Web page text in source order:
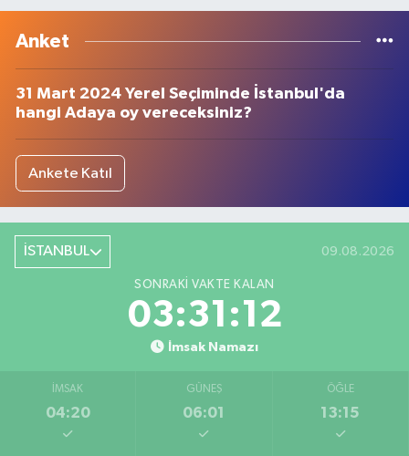
Anket
31 Mart 2024 Yerel Seçiminde İstanbul'da
hangi Adaya oy vereceksiniz?
Ankete Katıl
İSTANBUL 09.08.2026
SONRAKI VAKTE KALAN
03:31:12
İmsak Namazı
İMSAK
04:20
GÜNEŞ
06:01
ÖĞLE
13:15